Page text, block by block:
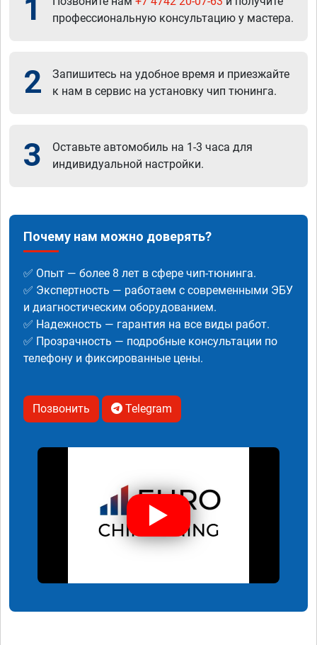
1
профессиональную консультацию у мастера.
2
Запишитесь на удобное время и приезжайте
к нам в сервис на установку чип тюнинга.
3
Оставьте автомобиль на 1-3 часа для
индивидуальной настройки.
Почему нам можно доверять?
✅ Опыт — более 8 лет в сфере чип-тюнинга.
✅ Экспертность — работаем с современными ЭБУ
и диагностическим оборудованием.
✅ Надежность — гарантия на все виды работ.
✅ Прозрачность — подробные консультации по
телефону и фиксированные цены.
Позвонить Telegram